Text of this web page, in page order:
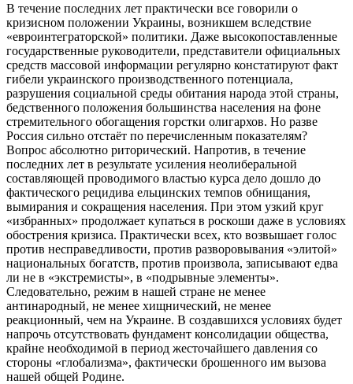
В течение последних лет практически все говорили о
кризисном положении Украины, возникшем вследствие
«евроинтеграторской» политики. Даже высокопоставленные
государственные руководители, представители официальных
средств массовой информации регулярно констатируют факт
гибели украинского производственного потенциала,
разрушения социальной среды обитания народа этой страны,
бедственного положения большинства населения на фоне
стремительного обогащения горстки олигархов. Но разве
Россия сильно отстаёт по перечисленным показателям?
Вопрос абсолютно риторический. Напротив, в течение
последних лет в результате усиления неолиберальной
составляющей проводимого властью курса дело дошло до
фактического рецидива ельцинских темпов обнищания,
вымирания и сокращения населения. При этом узкий круг
«избранных» продолжает купаться в роскоши даже в условиях
обострения кризиса. Практически всех, кто возвышает голос
против несправедливости, против разворовывания «элитой»
национальных богатств, против произвола, записывают едва
ли не в «экстремисты», в «подрывные элементы».
Следовательно, режим в нашей стране не менее
антинародный, не менее хищнический, не менее
реакционный, чем на Украине. В создавшихся условиях будет
напрочь отсутствовать фундамент консолидации общества,
крайне необходимой в период жесточайшего давления со
стороны «глобализма», фактически брошенного им вызова
нашей общей Родине.